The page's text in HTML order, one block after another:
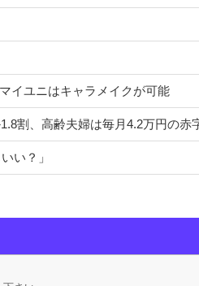
イユニはキャラメイクが可能
割、高齢夫婦は毎月4.2万円の赤
い？」
今では毎晩1時間くらい見ながら入眠して